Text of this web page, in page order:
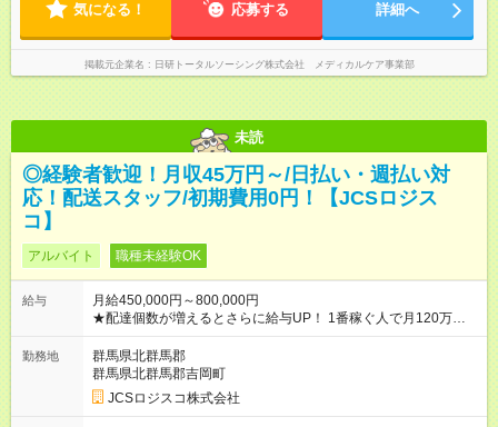
気になる！ 応募する 詳細へ
掲載元企業名 日研トータルソーシング株式会社 メディカルケア事業部
未読
◎経験者歓迎！月収45万円～/日払い・週払い対
応！配送スタッフ/初期費用0円！【JCSロジス
コ】
アルバイト 職種未経験OK
給与
月給450,000円～800,000円
★配達個数が増えるとさらに給与UP！ 1番稼ぐ人で月120万ほ
ど！ ・主要都市エリア 月収55万円／週5日稼働 月収65万~112
万円／週6日稼働 ・地方郊外エリア 月収40万円／週5日稼働 月
収40万円~50万円／週6日稼働 ＜モデルイメージ＞ ■月収50万
円 (27歳男性/江東区在住)※元建築関係 1日150個配達×25日勤務
(日休み) ■月収80万円(43歳男性/墨田区在住)※元営業 1日200個
勤務地
群馬県北群馬郡
群馬県北群馬郡吉岡町
JCSロジスコ株式会社